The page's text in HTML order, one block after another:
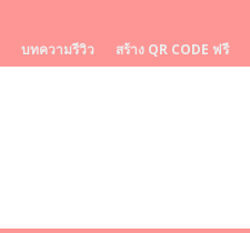
บทความรีวิว สร้าง QR CODE ฟรี